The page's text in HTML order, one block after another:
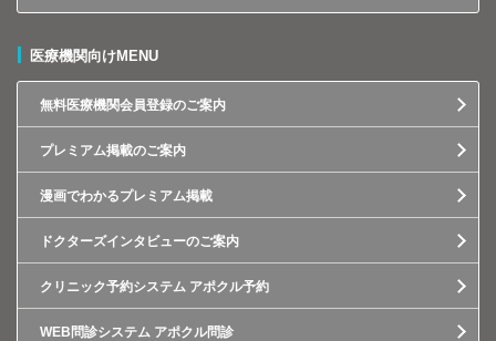
医療機関向けMENU
無料医療機関会員登録のご案内
プレミアム掲載のご案内
漫画でわかるプレミアム掲載
ドクターズインタビューのご案内
クリニック予約システム アポクル予約
WEB問診システム アポクル問診